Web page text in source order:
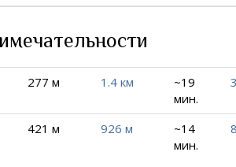
277 м 1.4 км
~19
мин.
421 м 926 м
~14
мин.